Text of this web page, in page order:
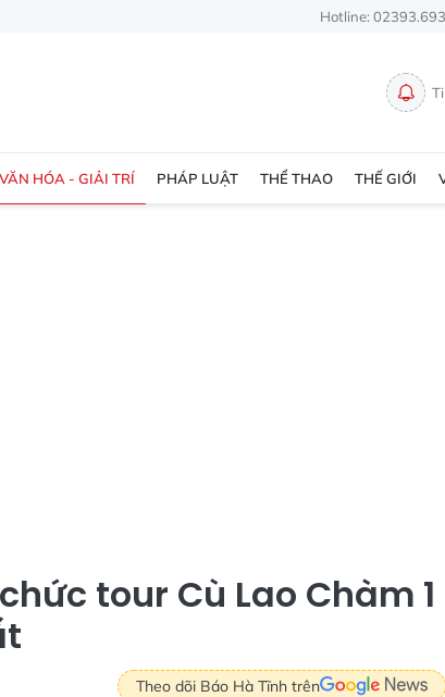
Hotline:
VĂN HÓA - GIẢI TRÍ PHÁP LUẬT THỂ THAO THẾ GIỚI
tour Cù Lao Chàm 1
Theo dõi Báo Hà Tĩnh trên